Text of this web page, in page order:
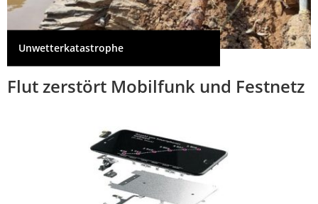
Unwetterkatastrophe
Flut zerstört Mobilfunk und Festnetz